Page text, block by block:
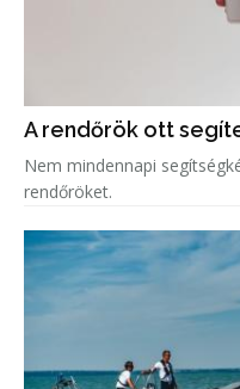
A rendőrök ott
Nem mindennapi
rendőröket.